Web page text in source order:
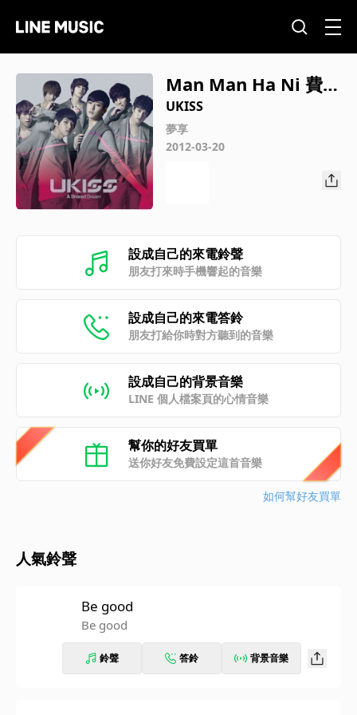
Man Man Ha Ni 費解
的愛 -Japanese ver.-
UKISS
夢享
2012-03-20
設成自己的來電鈴聲
朋友打來時手機響起的音樂
設成自己的來電答鈴
朋友打給你時對方聽到的音樂
設成自己的背景音樂
LINE 個人檔案頁的心情音樂
幫你的好友買單
送你好友免費設定這首音樂
如何幫好友買單
人氣鈴聲
Be good
Be good
鈴聲 答鈴 背景音樂